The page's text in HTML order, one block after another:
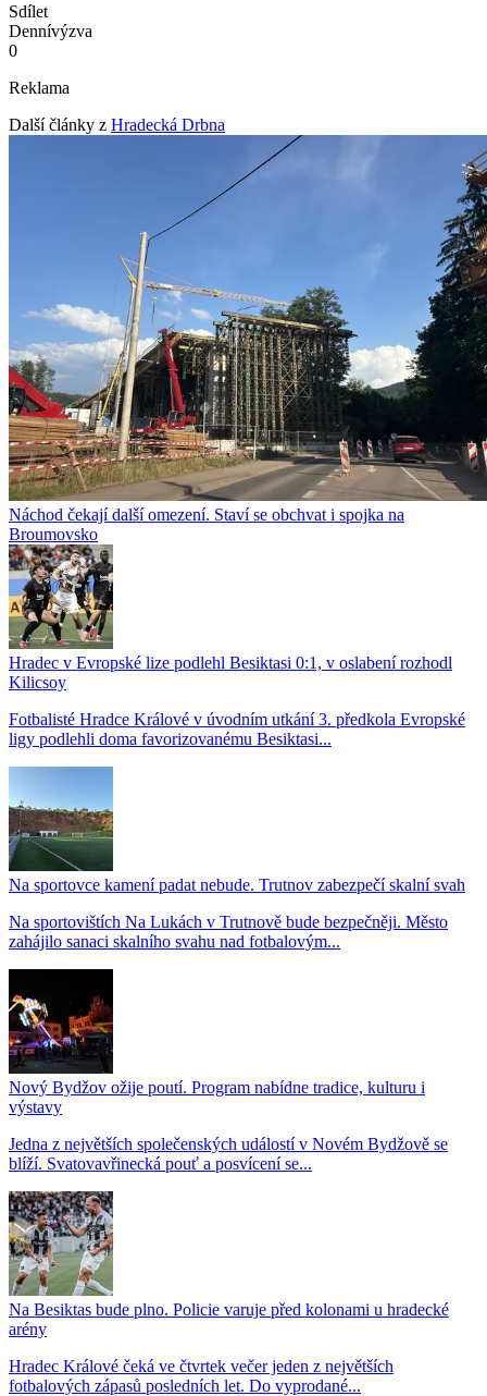
Sdílet
Dennívýzva
0
Reklama
Další články z Hradecká Drbna
Náchod čekají další omezení. Staví se obchvat i spojka na
Broumovsko
Hradec v Evropské lize podlehl Besiktasi 0:1, v oslabení rozhodl
Kilicsoy
Fotbalisté Hradce Králové v úvodním utkání 3. předkola Evropské
ligy podlehli doma favorizovanému Besiktasi...
Na sportovce kamení padat nebude. Trutnov zabezpečí skalní svah
Na sportovištích Na Lukách v Trutnově bude bezpečněji. Město
zahájilo sanaci skalního svahu nad fotbalovým...
Nový Bydžov ožije poutí. Program nabídne tradice, kulturu i
výstavy
Jedna z největších společenských událostí v Novém Bydžově se
blíží. Svatovavřinecká pouť a posvícení se...
Na Besiktas bude plno. Policie varuje před kolonami u hradecké
arény
Hradec Králové čeká ve čtvrtek večer jeden z největších
fotbalových zápasů posledních let. Do vyprodané...